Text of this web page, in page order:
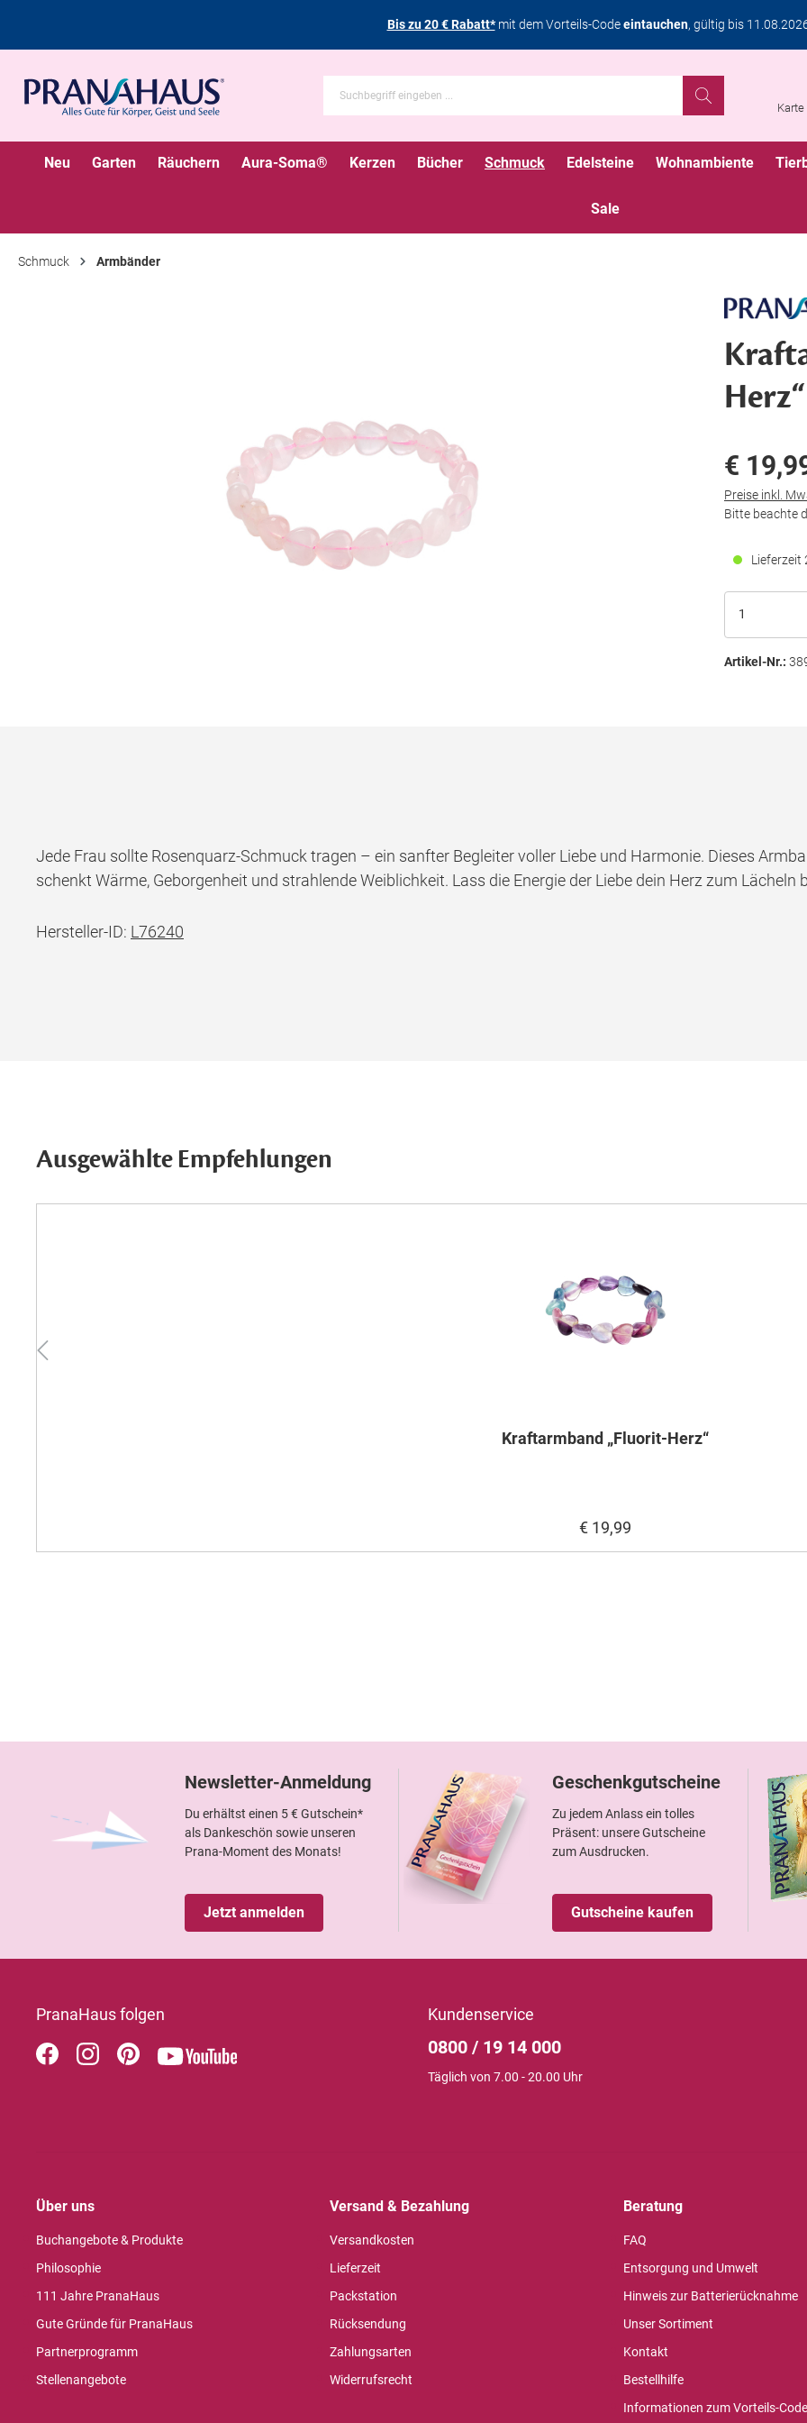
Bis zu 20 € Rabatt*mit dem Vorteils-Codeeintauchen, gültig bis
Neu Garten Räuchern Aura-Soma® Kerzen Bücher Schmuck Edelsteine Wohnambiente
Sale
Schmuck Armbänder
Herz“
€
Preise inkl.
Bitte beachte
Lieferzeit
Artikel-Nr.:
Jede Frau sollte Rosenquarz-Schmuck tragen – ein sanfter Begleiter voller Liebe und Harmonie. Dieses
schenkt Wärme, Geborgenheit und strahlende Weiblichkeit. Lass die Energie der Liebe dein Herz zum Lächeln
Hersteller-ID: L76240
Ausgewählte Empfehlungen
Kraftarmband „Fluorit-Herz“
€ 19,99
Newsletter-Anmeldung
Du erhältst einen 5 € Gutschein*
als Dankeschön sowie unseren
Prana-Moment des Monats!
Jetzt anmelden
Geschenkgutscheine
Zu jedem Anlass ein tolles
Präsent: unsere Gutscheine
zum Ausdrucken.
Gutscheine kaufen
PranaHaus folgen Kundenservice
0800 / 19 14 000
Täglich von 7.00 - 20.00 Uhr
Über uns
Buchangebote & Produkte
Philosophie
111 Jahre PranaHaus
Gute Gründe für PranaHaus
Partnerprogramm
Stellenangebote
Versand & Bezahlung
Versandkosten
Lieferzeit
Packstation
Rücksendung
Zahlungsarten
Widerrufsrecht
Beratung
FAQ
Entsorgung und Umwelt
Hinweis zur Batterierücknahme
Unser Sortiment
Kontakt
Bestellhilfe
Informationen zum Vorteils-Code